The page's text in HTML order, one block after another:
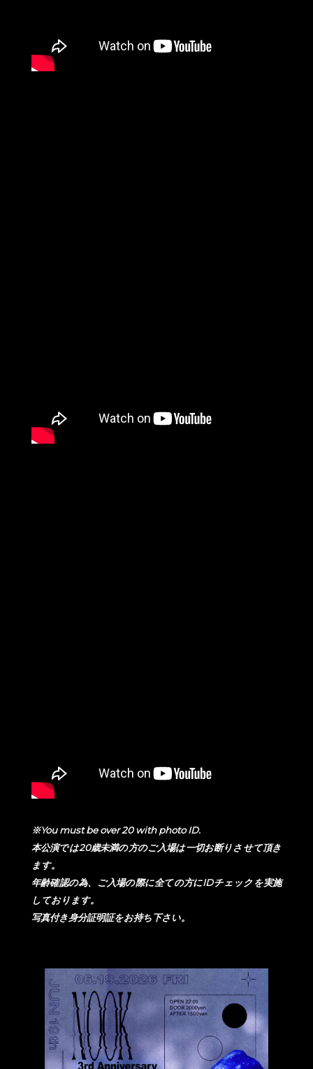
※You must be over 20 with photo ID.
本公演では20歳未満の方のご入場は一切お断りさせて頂き
ます。
年齢確認の為、ご入場の際に全ての方にIDチェックを実施
しております。
写真付き身分証明証をお持ち下さい。